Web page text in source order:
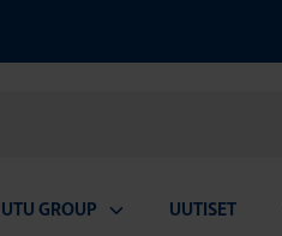
UTU GROUP UUTISET